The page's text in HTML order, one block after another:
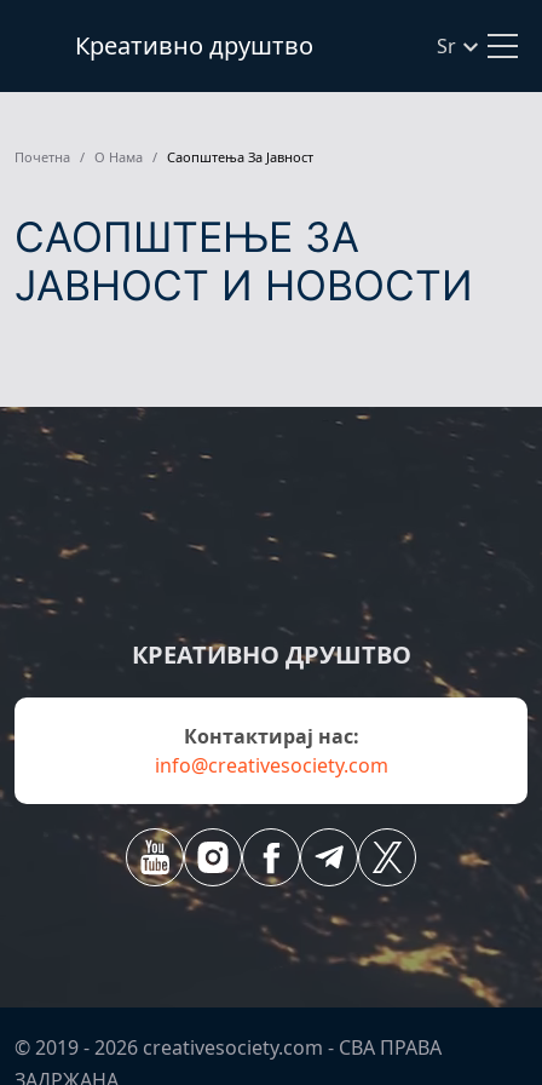
Креативно друштво Sr
Почетна О Нама Саопштења За Јавност
САОПШТЕЊЕ ЗА
ЈАВНОСТ И НОВОСТИ
КРЕАТИВНО ДРУШТВО
Контактирај нас:
info@creativesociety.com
© 2019 -2026 creativesociety.com - СВА ПРАВА